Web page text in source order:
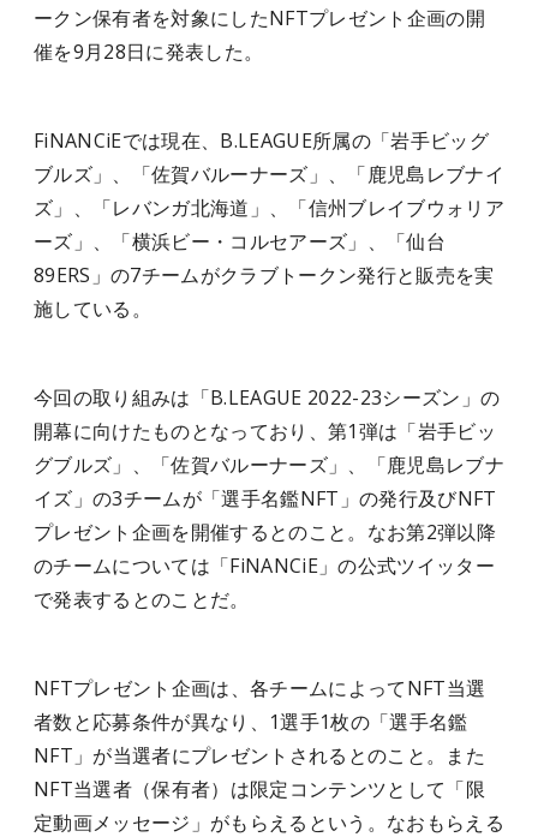
ークン保有者を対象にしたNFTプレゼント企画の開
催を9月28日に発表した。
FiNANCiEでは現在、B.LEAGUE所属の「岩手ビッグ
ブルズ」、「佐賀バルーナーズ」、「鹿児島レブナイ
ズ」、「レバンガ北海道」、「信州ブレイブウォリア
ーズ」、「横浜ビー・コルセアーズ」、「仙台
89ERS」の7チームがクラブトークン発行と販売を実
施している。
今回の取り組みは「B.LEAGUE 2022-23シーズン」の
開幕に向けたものとなっており、第1弾は「岩手ビッ
グブルズ」、「佐賀バルーナーズ」、「鹿児島レブナ
イズ」の3チームが「選手名鑑NFT」の発行及びNFT
プレゼント企画を開催するとのこと。なお第2弾以降
のチームについては「FiNANCiE」の公式ツイッター
で発表するとのことだ。
NFTプレゼント企画は、各チームによってNFT当選
者数と応募条件が異なり、1選手1枚の「選手名鑑
NFT」が当選者にプレゼントされるとのこと。また
NFT当選者（保有者）は限定コンテンツとして「限
定動画メッセージ」がもらえるという。なおもらえる